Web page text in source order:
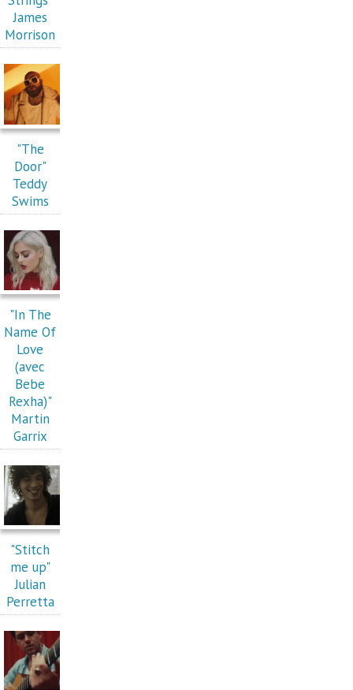
James
Morrison
"The
Door"
Teddy
Swims
"In The
Name Of
Love
(avec
Bebe
Rexha)"
Martin
Garrix
"Stitch
me up"
Julian
Perretta